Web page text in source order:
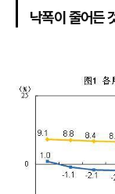
낙폭이 줄어든